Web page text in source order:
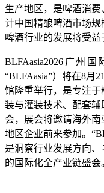
生产地区， 是啤酒消费
计中国精酿啤酒市场规
啤酒行业的发展将受益
BLFAasia2026广州
“BLFAasia”）将在8月
馆隆重举行，是专注
装与灌装技术、配套
会，展会将邀请海外
地区企业前来参加。“
是洞察行业发展方向
的国际化全产业链盛会